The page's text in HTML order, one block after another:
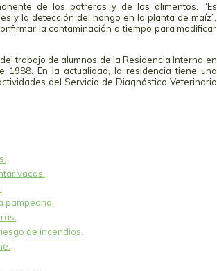
de los potreros y de los alimentos. “Es
y la detección del hongo en la planta de maíz”,
la contaminación a tiempo para modificar
trabajo de alumnos de la Residencia Interna en
1988. En la actualidad, la residencia tiene una
del Servicio de Diagnóstico Veterinario
vacas.
pampeana.
de incendios.